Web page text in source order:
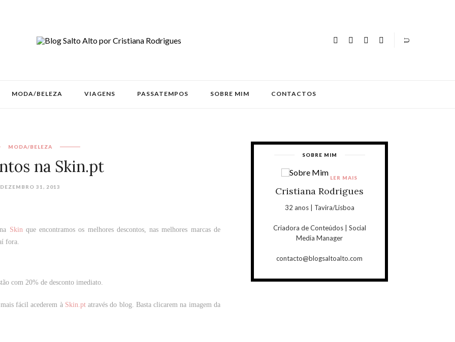
MODA/BELEZA VIAGENS PASSATEMPOS SOBRE MIM CONTACTOS
MODA/BELEZA
na Skin.pt
DEZEMBRO 31, 2013
Skinque encontramos os melhores descontos, nas melhores marcas de
fora.
com 20% de desconto imediato.
fácil acederem à Skin.ptatravés do blog. Basta clicarem na imagem da
SOBRE MIM
Cristiana Rodrigues
32 anos | Tavira/Lisboa
Criadora de Conteúdos | Social
Media Manager
contacto@blogsaltoalto.com
LER MAIS